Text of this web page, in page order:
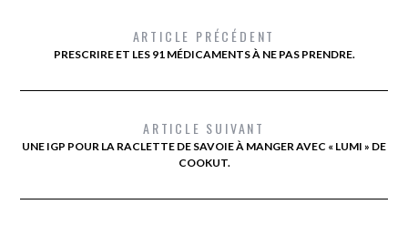
ARTICLE PRÉCÉDENT
PRESCRIRE ET LES 91 MÉDICAMENTS À NE PAS PRENDRE.
ARTICLE SUIVANT
UNE IGP POUR LA RACLETTE DE SAVOIE À MANGER AVEC « LUMI » DE
COOKUT.